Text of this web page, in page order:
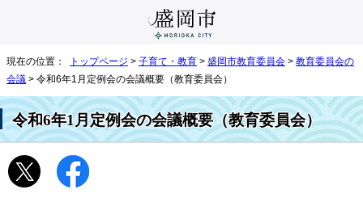
現在の位置： トップページ > 子育て・教育 > 盛岡市教育委員会 > 教育委員会の
会議 > 令和6年1月定例会の会議概要（教育委員会）
令和6年1月定例会の会議概要（教育委員会）